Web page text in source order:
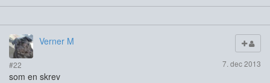
Verner M
#22 7. dec 2013
som en skrev